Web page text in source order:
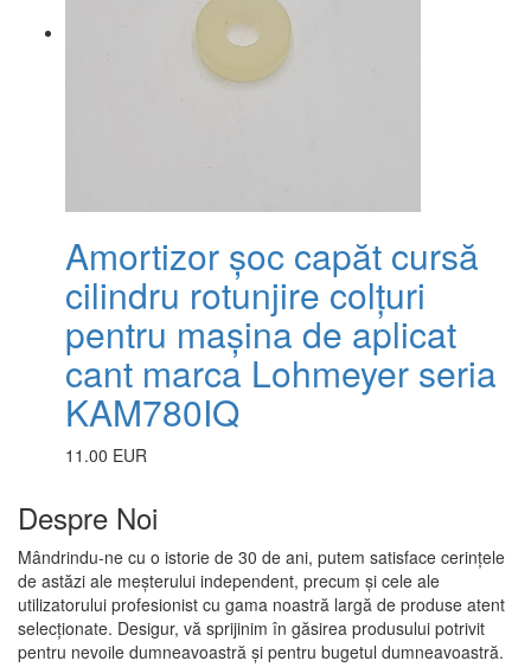
Amortizor șoc capăt cursă
cilindru rotunjire colțuri
pentru mașina de aplicat
cant marca Lohmeyer seria
KAM780IQ
11.00 EUR
Despre Noi
Mândrindu-ne cu o istorie de 30 de ani, putem satisface cerințele
de astăzi ale meșterului independent, precum și cele ale
utilizatorului profesionist cu gama noastră largă de produse atent
selecționate. Desigur, vă sprijinim în găsirea produsului potrivit
pentru nevoile dumneavoastră și pentru bugetul dumneavoastră.